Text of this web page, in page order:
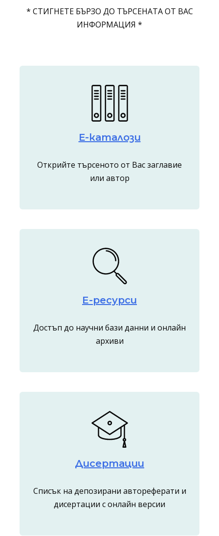
* СТИГНЕТЕ БЪРЗО ДО ТЪРСЕНАТА ОТ ВАС
ИНФОРМАЦИЯ *
Е-каталози
Открийте търсеното от Вас заглавие
или автор
E-ресурси
Достъп до научни бази данни и онлайн
архиви
Дисертации
Списък на депозирани автореферати и
дисертации с онлайн версии